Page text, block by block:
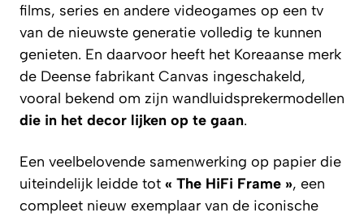
films, series en andere videogames op een tv
van de nieuwste generatie volledig te kunnen
genieten. En daarvoor heeft het Koreaanse merk
de Deense fabrikant Canvas ingeschakeld,
vooral bekend om zijn wandluidsprekermodellen
die in het decor lijken op te gaan.
Een veelbelovende samenwerking op papier die
uiteindelijk leidde tot « The HiFi Frame », een
compleet nieuw exemplaar van de iconische